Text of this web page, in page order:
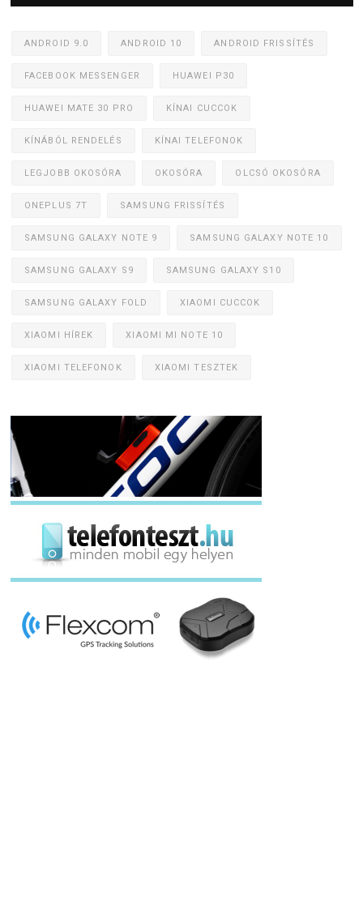
ANDROID 9.0 ANDROID 10 ANDROID FRISSÍTÉS
FACEBOOK MESSENGER HUAWEI P30
HUAWEI MATE 30 PRO KÍNAI CUCCOK
KÍNÁBÓL RENDELÉS KÍNAI TELEFONOK
LEGJOBB OKOSÓRA OKOSÓRA OLCSÓ OKOSÓRA
ONEPLUS 7T SAMSUNG FRISSÍTÉS
SAMSUNG GALAXY NOTE 9 SAMSUNG GALAXY NOTE 10
SAMSUNG GALAXY S9 SAMSUNG GALAXY S10
SAMSUNG GALAXY FOLD XIAOMI CUCCOK
XIAOMI HÍREK XIAOMI MI NOTE 10
XIAOMI TELEFONOK XIAOMI TESZTEK